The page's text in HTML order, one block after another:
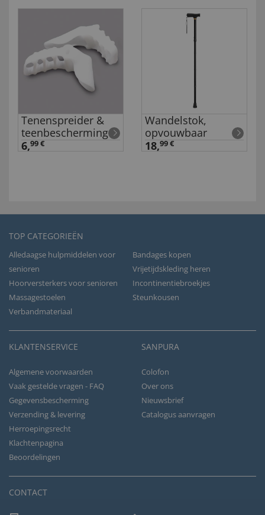
Tenenspreider &
teenbescherming
6,99 €
Wandelstok,
opvouwbaar
18,99 €
TOP CATEGORIEËN
Alledaagse hulpmiddelen voor
senioren
Bandages kopen
Vrijetijdskleding heren
Hoorversterkers voor senioren
Incontinentiebroekjes
Massagestoelen
Steunkousen
Verbandmateriaal
KLANTENSERVICE
Algemene voorwaarden
Vaak gestelde vragen - FAQ
Gegevensbescherming
Verzending & levering
Herroepingsrecht
Klachtenpagina
Beoordelingen
SANPURA
Colofon
Over ons
Nieuwsbrief
Catalogus aanvragen
CONTACT